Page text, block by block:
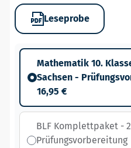
Leseprobe
Mathematik 10.
Sachsen -
16,95 €
BLF Komplettpaket -
Prüfungsvorbereitung